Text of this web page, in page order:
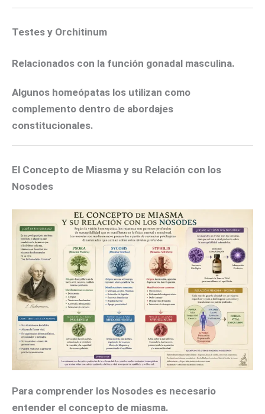
Testes y Orchitinum
Relacionados con la función gonadal masculina.
Algunos homeópatas los utilizan como
complemento dentro de abordajes
constitucionales.
El Concepto de Miasma y su Relación con los
Nosodes
Para comprender los Nosodes es necesario
entender el concepto de miasma.